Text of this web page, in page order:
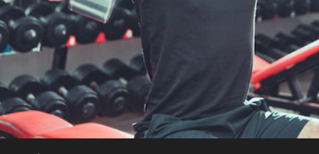
PROTEIN POWDERS
Proteina di piselli
Proteine del Siero di Latte da
Allevamento al Pascolo
Peptidi di collagene
Whey al cioccolato da latte di mucche
alimentate a erba
Whey di erba alimentata alla vaniglia
Siero di latte da bovini alimentati a erba
Shop All Protein Powders